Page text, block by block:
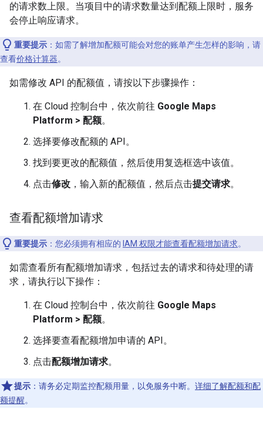
的请求数上限。当项目中的请求数量达到配额上限时，服务
会停止响应请求。
重要提示 ：如需了解增加配额可能会对您的账单产生怎样的影响，请
查看价格计算器。
如需修改 API 的配额值，请按以下步骤操作：
在 Cloud 控制台中，依次前往 Google Maps
Platform > 配额。
选择要修改配额的 API。
找到要更改的配额值，然后使用复选框选中该值。
点击修改 ，输入新的配额值，然后点击提交请求。
查看配额增加请求
重要提示 ：您必须拥有相应的 IAM 权限才能查看配额增加请求。
如需查看所有配额增加请求，包括过去的请求和待处理的请
求，请执行以下操作：
在 Cloud 控制台中，依次前往 Google Maps
Platform > 配额。
选择要查看配额增加申请的 API。
点击配额增加请求。
提示 ：请务必定期监控配额用量，以免服务中断。 详细了解配额和配
额提醒。